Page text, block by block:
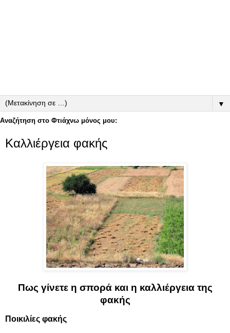
▼
Αναζήτηση στο Φτιάχνω μόνος μου:
Καλλιέργεια φακής
Πως γίνετε η σπορά και η καλλιέργεια της
φακής
Ποικιλίες φακής